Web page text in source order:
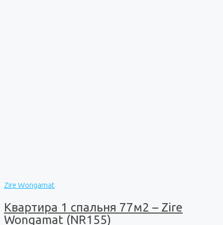
Zire Wongamat
Квартира 1 спальня 77м2 – Zire
Wongamat (NR155)